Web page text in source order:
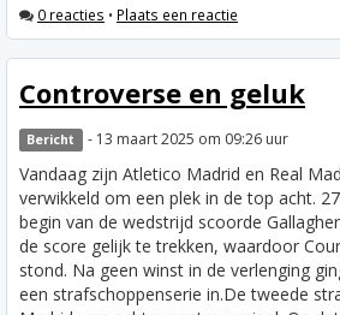
0 reacties • Plaats een reactie
Controverse en geluk
Bericht - 13 maart 2025 om 09:26 uur
Vandaag zijn Atletico Madrid en Real
verwikkeld om een plek in de top acht.
begin van de wedstrijd scoorde
de score gelijk te trekken, waardoor
stond. Na geen winst in de verlenging
een strafschoppenserie in.De tweede